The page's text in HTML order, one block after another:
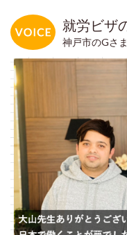
就労ビザ
神戸市のGさ